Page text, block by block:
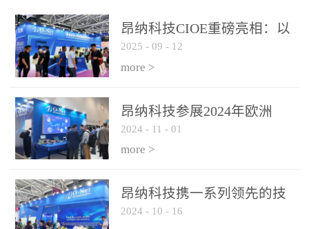
昂纳科技CIOE重磅亮相：以
光通信创新引擎，驱动AI与
算力互联新时代
2025 - 09 - 12
more >
昂纳科技参展2024年欧洲
ECOC展会
2024 - 11 - 01
more >
昂纳科技携一系列领先的技
术平台和优秀产品参展2024
2024 - 10 - 16